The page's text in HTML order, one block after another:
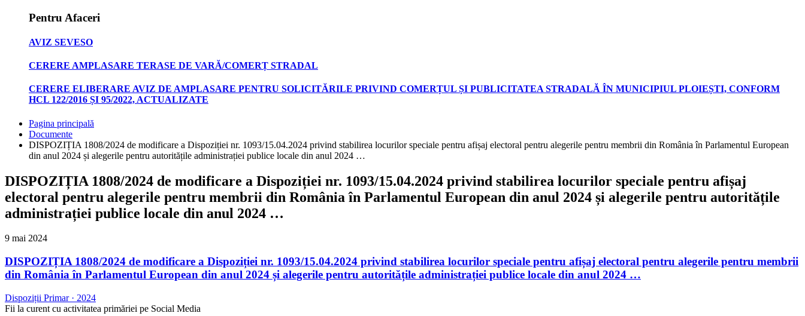
Pentru Afaceri
AVIZ SEVESO
CERERE AMPLASARE TERASE DE VARĂ/COMERȚ STRADAL
CERERE ELIBERARE AVIZ DE AMPLASARE PENTRU SOLICITĂRILE PRIVIND COMERȚUL ȘI PUBLICITATEA STRADALĂ ÎN MUNICIPIUL PLOIEȘTI, CONFORM
HCL 122/2016 ȘI 95/2022, ACTUALIZATE
Pagina principală
Documente
DISPOZIȚIA 1808/2024 de modificare a Dispoziției nr. 1093/15.04.2024 privind stabilirea locurilor speciale pentru afișaj electoral pentru alegerile pentru membrii din România în Parlamentul European
din anul 2024 și alegerile pentru autoritățile administrației publice locale din anul 2024 …
DISPOZIȚIA 1808/2024 de modificare a Dispoziției nr. 1093/15.04.2024 privind stabilirea locurilor speciale pentru afișaj
electoral pentru alegerile pentru membrii din România în Parlamentul European din anul 2024 și alegerile pentru autoritățile
administrației publice locale din anul 2024 …
9 mai 2024
DISPOZIȚIA 1808/2024 de modificare a Dispoziției nr. 1093/15.04.2024 privind stabilirea locurilor speciale pentru afișaj electoral pentru alegerile pentru membrii
din România în Parlamentul European din anul 2024 și alegerile pentru autoritățile administrației publice locale din anul 2024 …
Dispoziții Primar· 2024
Fii la curent cu activitatea primăriei pe Social Media